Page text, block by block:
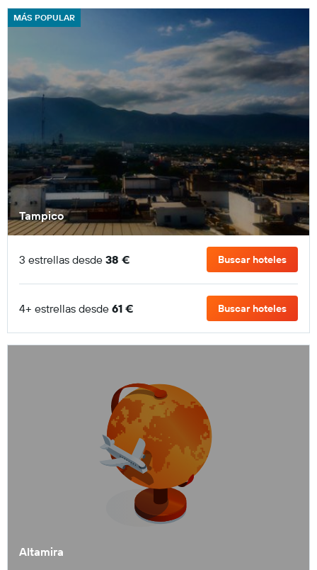
MÁS POPULAR
Tampico
3 estrellas desde 38 € Buscar hoteles
4+ estrellas desde 61 € Buscar hoteles
Altamira